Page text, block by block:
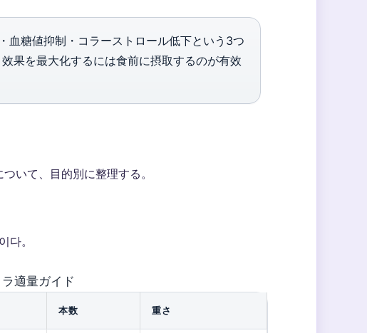
血糖値抑制・コラーストロール低下という3つ
果を最大化するには食前に摂取するのが有效
いて、目的別に整理する。
다。
適量ガイド
本数 重さ